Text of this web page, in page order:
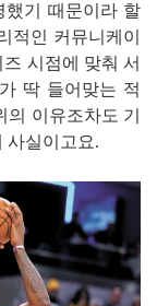
했기 때문이라 할
적인 커뮤니케이
시점에 맞춰 서
딱 들어맞는 적
이유조차도 기
사실이고요.